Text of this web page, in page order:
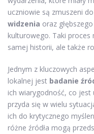
uczniowie są zmuszeni do
widzenia oraz
kulturowego. Taki
samej historii, ale także
Jednym z kluczowych
lokalnej jest badanie
ich wiarygodność, co
przyda się w wielu
ich do krytycznego
różne źródła mogą